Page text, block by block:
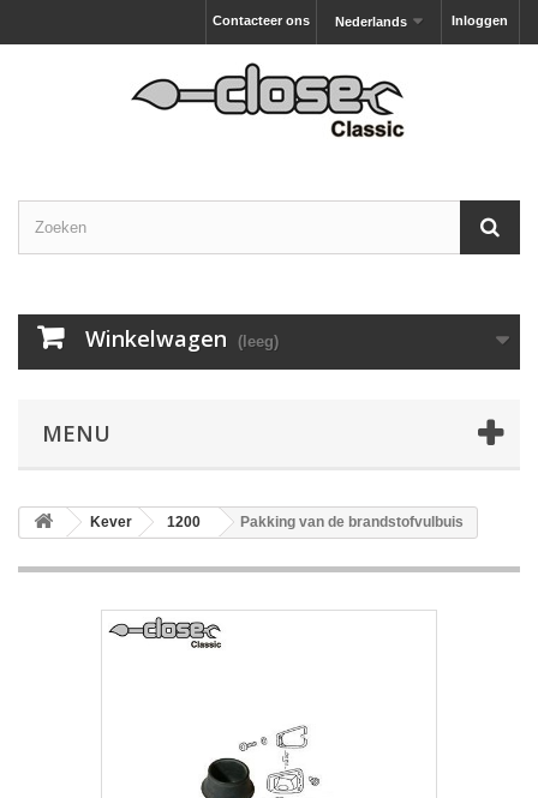
Inloggen
Nederlands
Contacteer ons
Winkelwagen (leeg)
MENU
Kever 1200 Pakking van de brandstofvulbuis